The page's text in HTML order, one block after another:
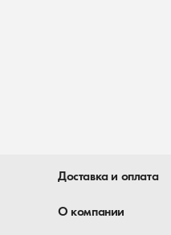
Доставка и оплата
О компании